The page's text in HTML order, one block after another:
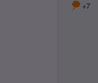
+7